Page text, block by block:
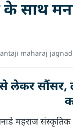
के साथ
maharaj
से लेकर
महराज